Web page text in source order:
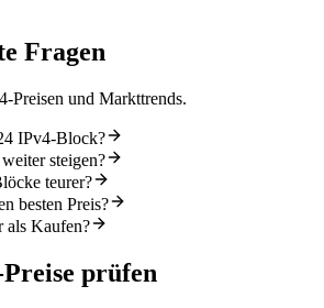
Fragen
Preisen und Markttrends.
IPv4-Block?
steigen?
teurer?
besten Preis?
als Kaufen?
prüfen